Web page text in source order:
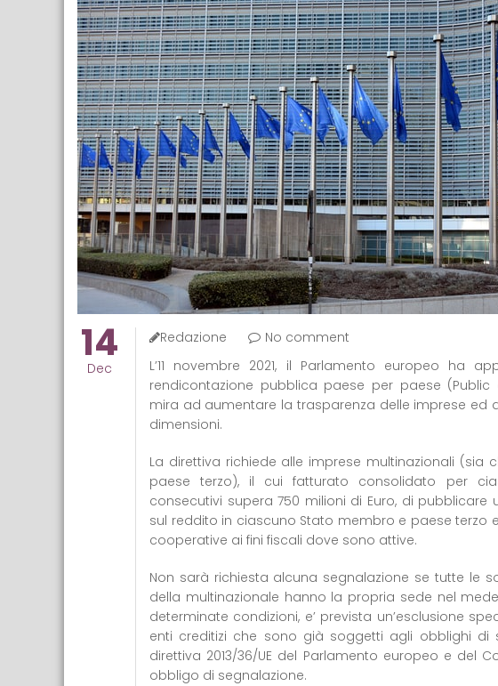
14
Dec
Redazione
No comment
L’11 novembre 2021, il Parlamento europeo ha
rendicontazione pubblica paese per paese
mira ad aumentare la trasparenza delle imprese ed
dimensioni.
La direttiva richiede alle imprese multinazionali (sia
paese terzo), il cui fatturato consolidato per
consecutivi supera 750 milioni di Euro, di pubblicare
sul reddito in ciascuno Stato membro e paese terzo
cooperative ai fini fiscali dove sono attive.
Non sarà richiesta alcuna segnalazione se tutte le
della multinazionale hanno la propria sede nel
determinate condizioni, e’ prevista un’esclusione
enti creditizi che sono già soggetti agli obblighi di
direttiva 2013/36/UE del Parlamento europeo e del
obbligo di segnalazione.